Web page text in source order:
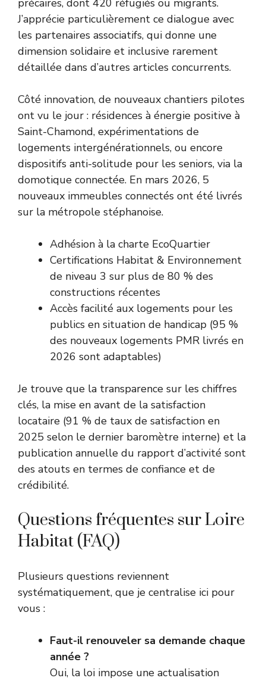
précaires, dont 420 réfugiés ou migrants.
J’apprécie particulièrement ce dialogue avec
les partenaires associatifs, qui donne une
dimension solidaire et inclusive rarement
détaillée dans d’autres articles concurrents.
Côté innovation, de nouveaux chantiers pilotes
ont vu le jour : résidences à énergie positive à
Saint-Chamond, expérimentations de
logements intergénérationnels, ou encore
dispositifs anti-solitude pour les seniors, via la
domotique connectée. En mars 2026, 5
nouveaux immeubles connectés ont été livrés
sur la métropole stéphanoise.
Adhésion à la charte EcoQuartier
Certifications Habitat & Environnement
de niveau 3 sur plus de 80 % des
constructions récentes
Accès facilité aux logements pour les
publics en situation de handicap (95 %
des nouveaux logements PMR livrés en
2026 sont adaptables)
Je trouve que la transparence sur les chiffres
clés, la mise en avant de la satisfaction
locataire (91 % de taux de satisfaction en
2025 selon le dernier baromètre interne) et la
publication annuelle du rapport d’activité sont
des atouts en termes de confiance et de
crédibilité.
Questions fréquentes sur Loire
Habitat (FAQ)
Plusieurs questions reviennent
systématiquement, que je centralise ici pour
vous :
Faut-il renouveler sa demande chaque
année ?
Oui, la loi impose une actualisation